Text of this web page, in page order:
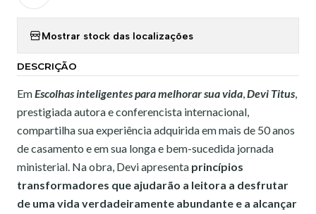
Mostrar stock das localizações
DESCRIÇÃO
EmEscolhas inteligentes para melhorar sua vida,Devi Titus,
prestigiada autora e conferencista internacional,
compartilha sua experiência adquirida em mais de 50 anos
de casamento e em sua longa e bem-sucedida jornada
ministerial. Na obra, Devi apresenta princípios
transformadores que ajudarão a leitora a desfrutar
de uma vida verdadeiramente abundante e a alcançar